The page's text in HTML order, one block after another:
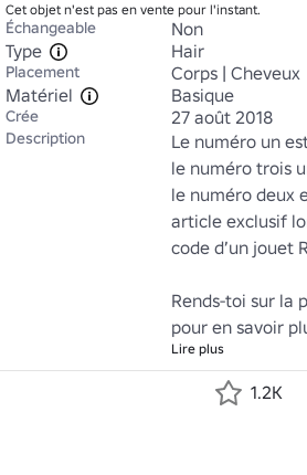
Cet objet n'est pas en vente pour l'instant.
Échangeable
Non
Type
Hair
Placement
Corps | Cheveux
Matériel
Basique
Crée 27 août 2018
Description
Le numéro un
le numéro trois
le numéro deux
article exclusif
code d’un jouet
Rends-toi sur la
pour en savoir
Lire plus
1.2K